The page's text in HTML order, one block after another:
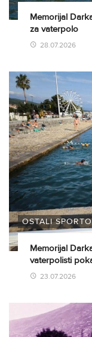
Memorijal
za vaterpolo
28.07.2026
OSTALI
Memorijal
vaterpolisti
23.07.2026